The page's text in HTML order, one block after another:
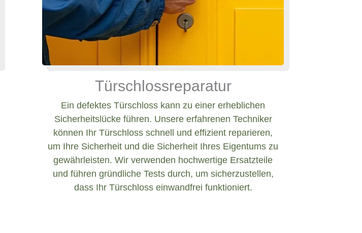
Türschlossreparatur
Ein defektes Türschloss kann zu einer erheblichen
Sicherheitslücke führen. Unsere erfahrenen Techniker
können Ihr Türschloss schnell und effizient reparieren,
um Ihre Sicherheit und die Sicherheit Ihres Eigentums zu
gewährleisten. Wir verwenden hochwertige Ersatzteile
und führen gründliche Tests durch, um sicherzustellen,
dass Ihr Türschloss einwandfrei funktioniert.